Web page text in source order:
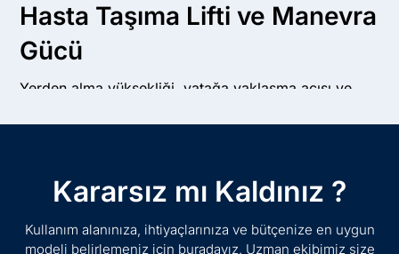
Hasta Taşıma Lifti ve Manevra
Gücü
Yerden alma yüksekliği, yatağa yaklaşma açısı ve
kullanılır. Ayak açıklığının ayarlanması, gövdenin
transfer anını daha kontrollü hale getirir. Manevra
Kararsız mı Kaldınız ?
Kullanım alanınıza, ihtiyaçlarınıza ve bütçenize en uygun
modeli belirlemeniz için buradayız. Uzman ekibimiz size